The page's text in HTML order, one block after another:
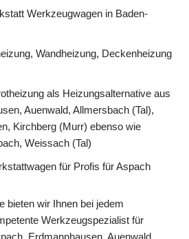
Werkzeugwagen in Baden-
Wandheizung, Deckenheizung
als Heizungsalternative aus
Auenwald, Allmersbach (Tal),
Kirchberg (Murr) ebenso wie
Weissach (Tal)
für Profis für Aspach
bieten wir Ihnen bei jedem
Werkzeugspezialist für
Erdmannhausen, Auenwald,